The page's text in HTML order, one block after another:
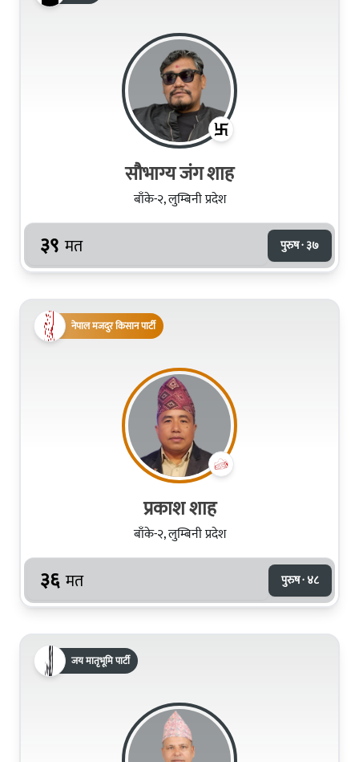
सौभाग्य जंग शाह
बाँके-२, लुम्बिनी प्रदेश
३९ मत पुरुष · ३७
नेपाल मजदुर किसान पार्टी
प्रकाश शाह
बाँके-२, लुम्बिनी प्रदेश
३६ मत पुरुष · ४८
जय मातृभूमि पार्टी